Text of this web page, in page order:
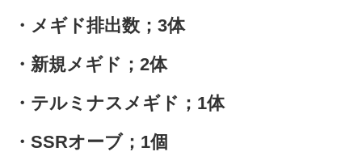
・メギド排出数；3体
・新規メギド；2体
・テルミナスメギド；1体
・SSRオーブ；1個